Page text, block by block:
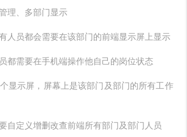
理、多部门显示
人员都会需要在该部门的前端显示屏上显示
都需要在手机端操作他自己的岗位状态
显示屏，屏幕上是该部门及部门的所有工作
自定义增删改查前端所有部门及部门人员